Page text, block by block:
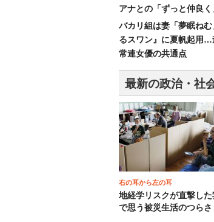
アナとの「ずっと仲良
バカリ組は妻「夢眠ね
るスワン』に夏帆起用…
常連女優の共通点
最新の政治・社
右の耳から左の耳
地経学リスクが直撃し
で思う被災生活のつらさ